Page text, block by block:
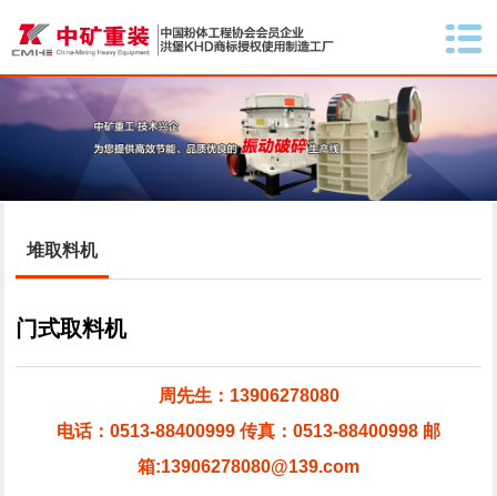
堆取料机
门式取料机
周先生：13906278080
电话：0513-88400999 传真：0513-88400998 邮
箱:13906278080@139.com